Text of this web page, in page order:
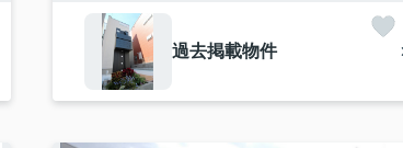
過去掲載物件